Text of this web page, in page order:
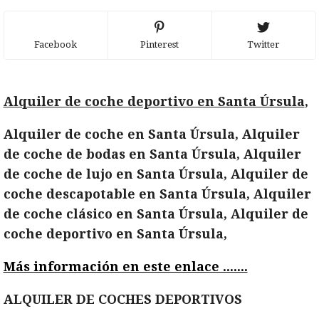
Facebook Pinterest Twitter
Alquiler de coche deportivo en Santa Úrsula,
Alquiler de coche en Santa Úrsula, Alquiler
de coche de bodas en Santa Úrsula, Alquiler
de coche de lujo en Santa Úrsula, Alquiler de
coche descapotable en Santa Úrsula, Alquiler
de coche clásico en Santa Úrsula, Alquiler de
coche deportivo en Santa Úrsula,
Más información en este enlace .......
ALQUILER DE COCHES DEPORTIVOS